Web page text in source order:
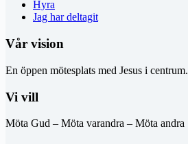
Hyra
Jag har deltagit
Vår vision
En öppen mötesplats med Jesus i centrum.
Vi vill
Möta Gud – Möta varandra – Möta andra